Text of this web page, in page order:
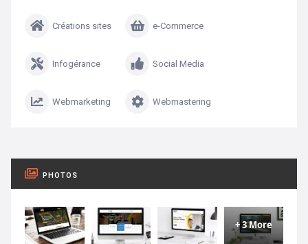
Créations sites e-Commerce
Infogérance Social Media
Webmarketing Webmastering
PHOTOS
+ 3 More